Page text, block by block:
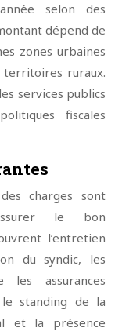
selon des
dépend de
zones urbaines
territoires ruraux.
services publics
fiscales
charges sont
le bon
l’entretien
du syndic, les
les assurances
standing de la
et la présence